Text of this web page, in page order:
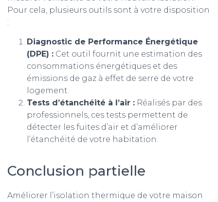
Pour cela, plusieurs outils sont à votre disposition
:
Diagnostic de Performance Énergétique
(DPE) : Cet outil fournit une estimation des
consommations énergétiques et des
émissions de gaz à effet de serre de votre
logement.
Tests d’étanchéité à l’air : Réalisés par des
professionnels, ces tests permettent de
détecter les fuites d’air et d’améliorer
l’étanchéité de votre habitation.
Conclusion partielle
Améliorer l’isolation thermique de votre maison